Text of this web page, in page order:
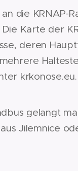
die KRNAP-
Karte der
deren
krkonose.eu.
gelangt
Jilemnice